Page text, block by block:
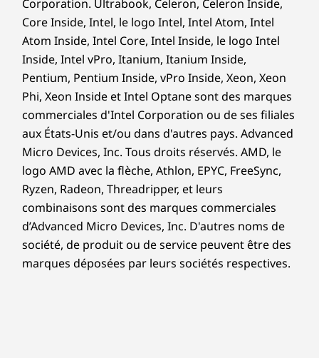
Corporation. Ultrabook, Celeron, Celeron Inside,
Core Inside, Intel, le logo Intel, Intel Atom, Intel
Atom Inside, Intel Core, Intel Inside, le logo Intel
Inside, Intel vPro, Itanium, Itanium Inside,
Pentium, Pentium Inside, vPro Inside, Xeon, Xeon
Phi, Xeon Inside et Intel Optane sont des marques
commerciales d'Intel Corporation ou de ses filiales
aux États-Unis et/ou dans d'autres pays. Advanced
Micro Devices, Inc. Tous droits réservés. AMD, le
logo AMD avec la flèche, Athlon, EPYC, FreeSync,
Ryzen, Radeon, Threadripper, et leurs
combinaisons sont des marques commerciales
d’Advanced Micro Devices, Inc. D'autres noms de
société, de produit ou de service peuvent être des
marques déposées par leurs sociétés respectives.